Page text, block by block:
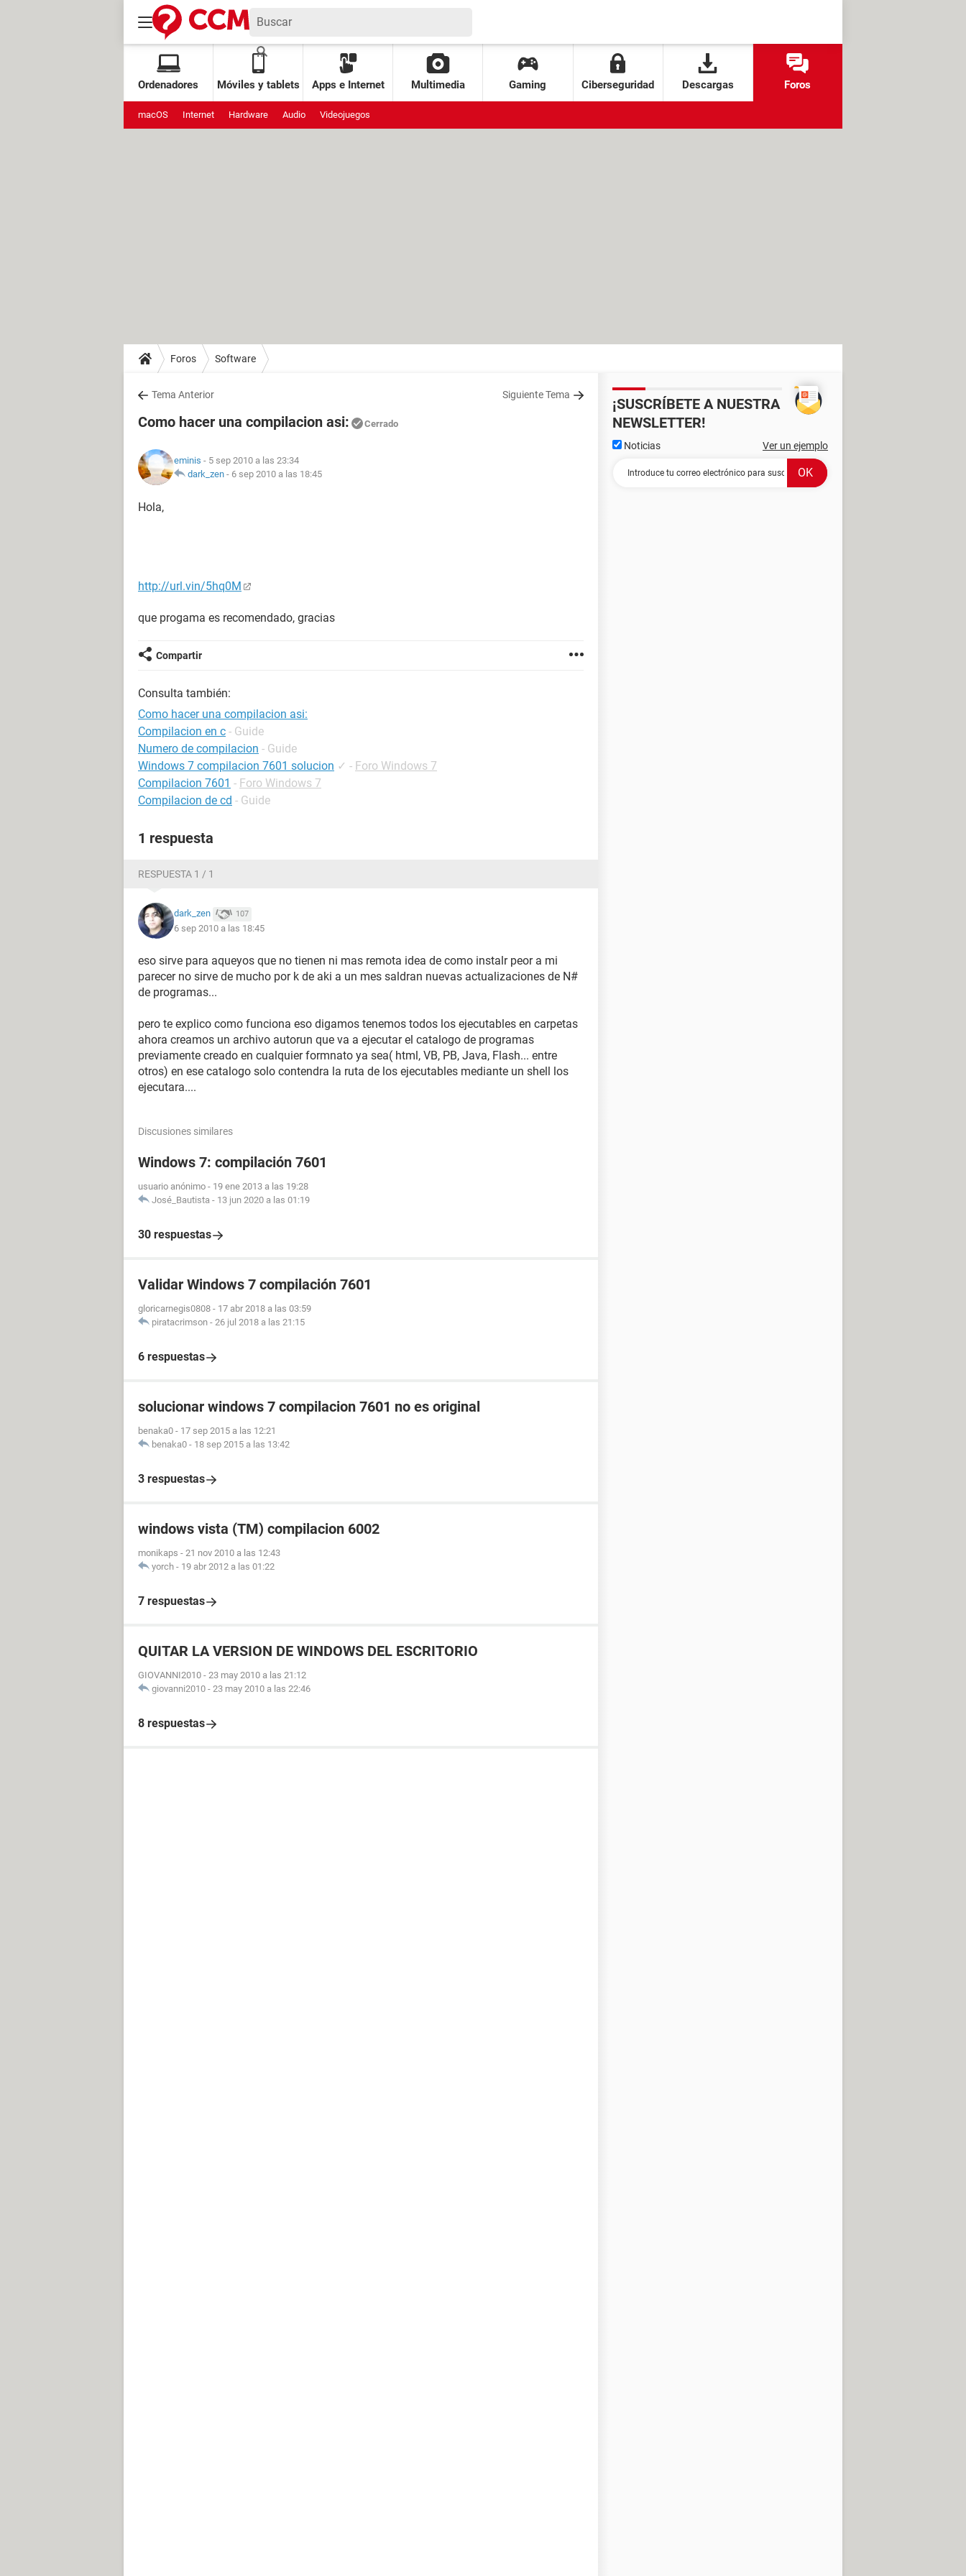
Ordenadores Móviles y tablets Apps e Internet Multimedia Gaming Ciberseguridad Descargas Foros
macOS Internet Hardware Audio Videojuegos
Foros Software
Tema Anterior Siguiente Tema
Como hacer una compilacion asi: Cerrado
eminis - 5 sep 2010 a las 23:34
dark_zen - 6 sep 2010 a las 18:45
Hola,
http://url.vin/5hq0M
que progama es recomendado, gracias
Compartir
Consulta también:
Como hacer una compilacion asi:
Compilacion en c - Guide
Numero de compilacion - Guide
Windows 7 compilacion 7601 solucion ✓ - Foro Windows 7
Compilacion 7601 - Foro Windows 7
Compilacion de cd - Guide
1 respuesta
RESPUESTA 1 / 1
dark_zen 107
6 sep 2010 a las 18:45
eso sirve para aqueyos que no tienen ni mas remota idea de como instalr peor a mi
parecer no sirve de mucho por k de aki a un mes saldran nuevas actualizaciones de N#
de programas...
pero te explico como funciona eso digamos tenemos todos los ejecutables en carpetas
ahora creamos un archivo autorun que va a ejecutar el catalogo de programas
previamente creado en cualquier formnato ya sea( html, VB, PB, Java, Flash... entre
otros) en ese catalogo solo contendra la ruta de los ejecutables mediante un shell los
ejecutara....
Discusiones similares
Windows 7: compilación 7601
usuario anónimo - 19 ene 2013 a las 19:28
José_Bautista - 13 jun 2020 a las 01:19
30 respuestas
Validar Windows 7 compilación 7601
gloricarnegis0808 - 17 abr 2018 a las 03:59
piratacrimson - 26 jul 2018 a las 21:15
6 respuestas
solucionar windows 7 compilacion 7601 no es original
benaka0 - 17 sep 2015 a las 12:21
benaka0 - 18 sep 2015 a las 13:42
3 respuestas
windows vista (TM) compilacion 6002
monikaps - 21 nov 2010 a las 12:43
yorch - 19 abr 2012 a las 01:22
7 respuestas
QUITAR LA VERSION DE WINDOWS DEL ESCRITORIO
GIOVANNI2010 - 23 may 2010 a las 21:12
giovanni2010 - 23 may 2010 a las 22:46
8 respuestas
¡SUSCRÍBETE A NUESTRA
NEWSLETTER!
Noticias Ver un ejemplo